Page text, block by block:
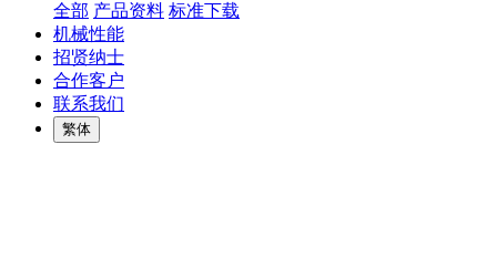
全部 产品资料 标准下载
机械性能
招贤纳士
合作客户
联系我们
繁体